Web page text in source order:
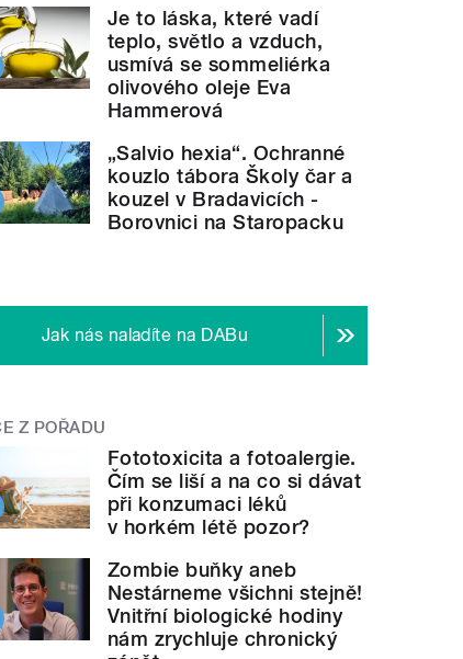
Je to láska, které vadí
teplo, světlo a vzduch,
usmívá se sommeliérka
olivového oleje Eva
Hammerová
„Salvio hexia“. Ochranné
kouzlo tábora Školy čar a
kouzel v Bradavicích -
Borovnici na Staropacku
Jak nás naladíte na DABu
Z POŘADU
Fototoxicita a fotoalergie.
Čím se liší a na co si dávat
při konzumaci léků
v horkém létě pozor?
Zombie buňky aneb
Nestárneme všichni stejně!
Vnitřní biologické hodiny
nám zrychluje chronický